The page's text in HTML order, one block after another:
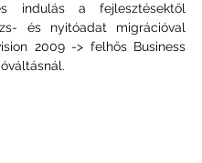
indulás a fejlesztésektől
és nyitóadat migrációval
2009 -> felhős Business